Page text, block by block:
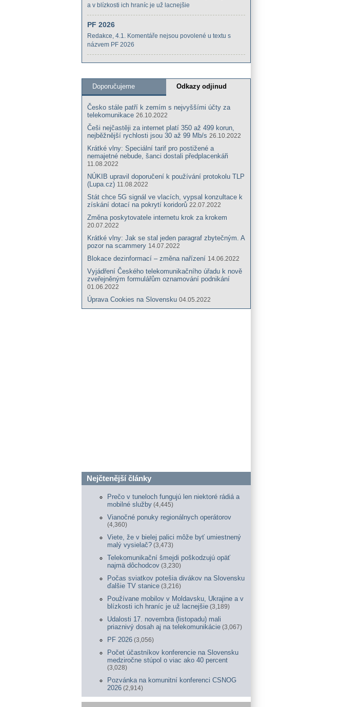
a v blízkosti ich hraníc je už lacnejšie
PF 2026
Redakce , 4.1. Komentáře nejsou povolené u textu s
názvem PF 2026
Doporučujeme Odkazy odjinud
Česko stále patří k zemím s nejvyššími účty za
telekomunikace 26.10.2022
Češi nejčastěji za internet platí 350 až 499 korun,
nejběžnější rychlosti jsou 30 až 99 Mb/s 26.10.2022
Krátké vlny: Speciální tarif pro postižené a
nemajetné nebude, šanci dostali předplacenkáři
11.08.2022
NÚKIB upravil doporučení k používání protokolu TLP
(Lupa.cz) 11.08.2022
Stát chce 5G signál ve vlacích, vypsal konzultace k
získání dotací na pokrytí koridorů 22.07.2022
Změna poskytovatele internetu krok za krokem
20.07.2022
Krátké vlny: Jak se stal jeden paragraf zbytečným. A
pozor na scammery 14.07.2022
Blokace dezinformací – změna nařízení 14.06.2022
Vyjádření Českého telekomunikačního úřadu k nově
zveřejněným formulářům oznamování podnikání
01.06.2022
Úprava Cookies na Slovensku 04.05.2022
Nejčtenější články
Prečo v tuneloch fungujú len niektoré rádiá a
mobilné služby (4,445)
Vianočné ponuky regionálnych operátorov
(4,360)
Viete, že v bielej palici môže byť umiestnený
malý vysielač? (3,473)
Telekomunikační šmejdi poškodzujú opäť
najmä dôchodcov (3,230)
Počas sviatkov potešia divákov na Slovensku
ďalšie TV stanice (3,216)
Používane mobilov v Moldavsku, Ukrajine a v
blízkosti ich hraníc je už lacnejšie (3,189)
Udalosti 17. novembra (listopadu) mali
priaznivý dosah aj na telekomunikácie (3,067)
PF 2026 (3,056)
Počet účastníkov konferencie na Slovensku
medziročne stúpol o viac ako 40 percent
(3,028)
Pozvánka na komunitní konferenci CSNOG
2026 (2,914)